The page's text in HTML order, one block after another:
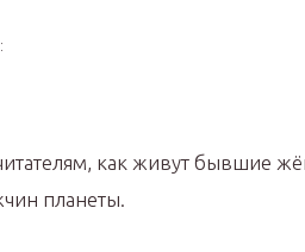
как живут бывшие
планеты.